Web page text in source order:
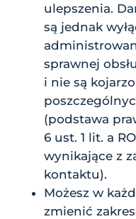
ulepszenia.
są jednak
sprawnej
i nie są
(podstawa
6 ust. 1 lit. a
wynikające z
kontaktu).
Możesz w
zmienić